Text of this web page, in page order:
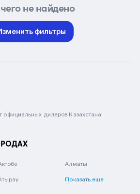
не найдено
фильтры
официальных дилеров Казахстана.
Алматы
Показать еще